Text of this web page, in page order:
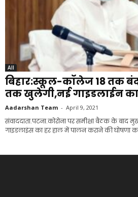
All
बिहार:स्कूल-कॉलेज 18 तक
तक खुलेगी,नई गाइडलाईन
Aadarshan Team - April 9, 2021
संवाददाता.पटना.कोरोना पर समीक्षा बैठक के बाद
गाइडलाइंस का हर हाल में पालन कराने की घोषणा